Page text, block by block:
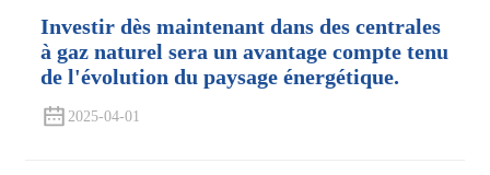
Investir dès maintenant dans des centrales
à gaz naturel sera un avantage compte tenu
de l'évolution du paysage énergétique.
2025-04-01